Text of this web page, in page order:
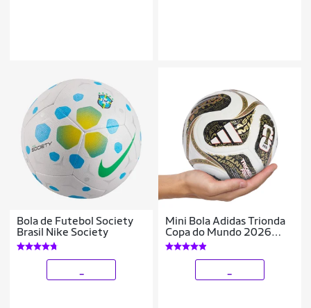
Bola de Futebol Society
Brasil Nike Society
Mini Bola Adidas Trionda
Copa do Mundo 2026
Final